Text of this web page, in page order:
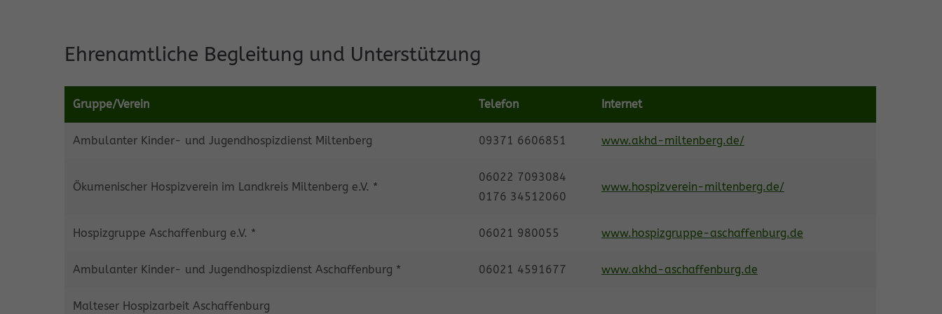
Ehrenamtliche Begleitung und Unterstützung
Gruppe/Verein Telefon Internet
Ambulanter Kinder- und Jugendhospizdienst Miltenberg 09371 6606851 www.akhd-miltenberg.de/
Ökumenischer Hospizverein im Landkreis Miltenberg e.V. *
06022 7093084
0176 34512060
www.hospizverein-miltenberg.de/
Hospizgruppe Aschaffenburg e.V. * 06021 980055 www.hospizgruppe-aschaffenburg.de
Ambulanter Kinder- und Jugendhospizdienst Aschaffenburg * 06021 4591677 www.akhd-aschaffenburg.de
Malteser Hospizarbeit Aschaffenburg